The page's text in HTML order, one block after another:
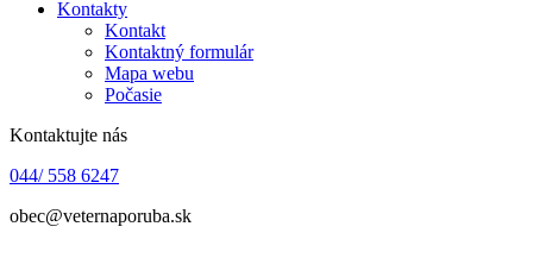
Kontakty
Kontakt
Kontaktný formulár
Mapa webu
Počasie
Kontaktujte nás
044/ 558 6247
obec@veternaporuba.sk